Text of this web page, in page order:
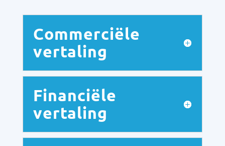
Commerciële
vertaling
Financiële
vertaling